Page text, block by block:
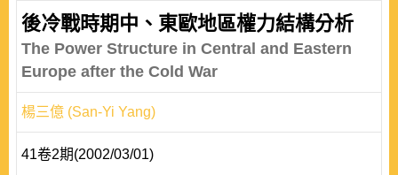
後冷戰時期中、東歐地區權力結構分析
The Power Structure in Central and Eastern
Europe after the Cold War
楊三億 (San-Yi Yang)
41卷2期(2002/03/01)